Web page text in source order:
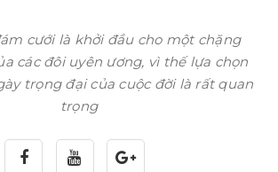
cưới là khởi đầu cho một chặng
các đôi uyên ương, vì thế lựa chọn
trọng đại của cuộc đời là rất quan
trọng